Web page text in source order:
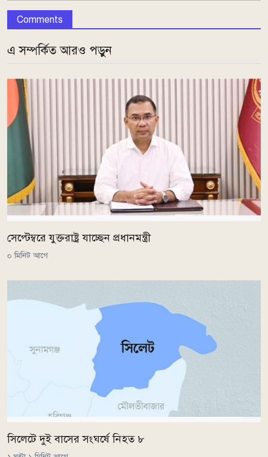
Comments
এ সম্পর্কিত আরও পড়ুন
সেপ্টেম্বরে যুক্তরাষ্ট্র যাচ্ছেন প্রধানমন্ত্রী
০ মিনিট আগে
সিলেটে দুই বাসের সংঘর্ষে নিহত ৮